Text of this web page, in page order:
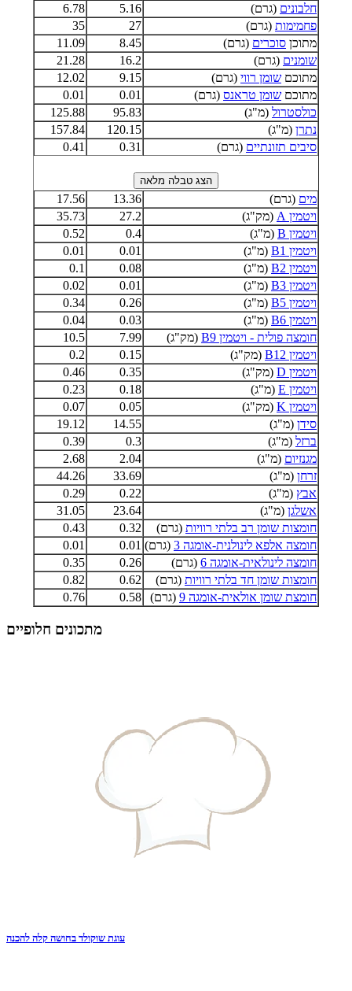
חלבונים (גרם) 5.16
6.78
פחמימות (גרם) 27
35
מתוכן סוכרים (גרם) 8.45
11.09
שומנים (גרם) 16.2
21.28
מתוכם שומן רווי (גרם) 9.15
12.02
מתוכם שומן טראנס (גרם) 0.01
0.01
כולסטרול (מ"ג) 95.83
125.88
נתרן (מ"ג) 120.15
157.84
סיבים תזונתיים (גרם) 0.31
0.41
מים (גרם) 13.36
17.56
ויטמין A
(מק"ג) 27.2
35.73
ויטמין B
(מ"ג) 0.4
0.52
ויטמין B1
(מ"ג) 0.01
0.01
ויטמין B2
(מ"ג) 0.08
0.1
ויטמין B3
(מ"ג) 0.01
0.02
ויטמין B5
(מ"ג) 0.26
0.34
ויטמין B6
(מ"ג) 0.03
0.04
חומצה פולית - ויטמין B9
(מק"ג) 7.99
10.5
ויטמין B12
(מק"ג) 0.15
0.2
ויטמין D
(מק"ג) 0.35
0.46
ויטמין E
(מ"ג) 0.18
0.23
ויטמין K
(מק"ג) 0.05
0.07
סידן (מ"ג) 14.55
19.12
ברזל (מ"ג) 0.3
0.39
מגנזיום (מ"ג) 2.04
2.68
זרחן (מ"ג) 33.69
44.26
אבץ (מ"ג) 0.22
0.29
אשלגן (מ"ג) 23.64
31.05
חומצות שומן רב בלתי רוויות (גרם) 0.32
0.43
חומצה אלפא לינולנית-אומגה 3
(גרם) 0.01
0.01
חומצה לינולאית-אומגה 6
(גרם) 0.26
0.35
חומצות שומן חד בלתי רוויות (גרם) 0.62
0.82
חומצת שומן אולאית-אומגה 9
(גרם) 0.58
0.76
מתכונים חלופיים
עוגת שוקולד בחושה קלה להכנה